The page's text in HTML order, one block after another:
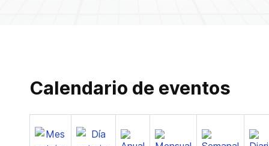
Calendario de eventos